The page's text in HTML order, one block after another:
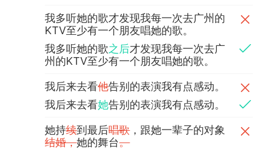
我多听她的歌才发现我每一次去广州的
KTV至少有一个朋友唱她的歌。
我多听她的歌之后才发现我每一次去广
州的KTV至少有一个朋友唱她的歌。
我后来去看他告别的表演我有点感动。
我后来去看她告别的表演我有点感动。
她持续到最后唱歌，跟她一辈子的对象
结婚，她的舞台。